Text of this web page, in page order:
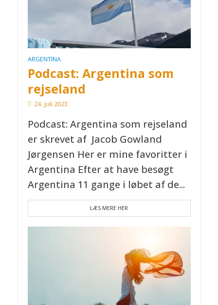
ARGENTINA
Podcast: Argentina som
rejseland
24. juli 2023
Podcast: Argentina som rejseland
er skrevet af Jacob Gowland
Jørgensen Her er mine favoritter i
Argentina Efter at have besøgt
Argentina 11 gange i løbet af de...
LÆS MERE HER